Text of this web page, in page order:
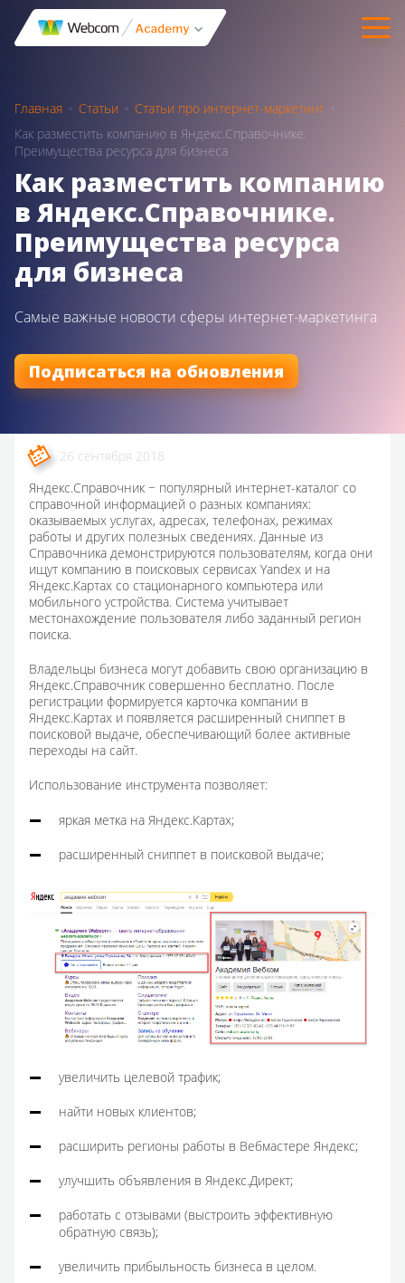
Главная Статьи
Статьи про интернет-маркетинг
Как разместить компанию в Яндекс.Справочнике.
Преимущества ресурса для бизнеса
Как разместить компанию
в Яндекс.Справочнике.
Преимущества ресурса
для бизнеса
Самые важные новости сферы интернет-маркетинга
Подписаться на обновления
26 сентября 2018
Яндекс.Справочник − популярный интернет-каталог со
справочной информацией о разных компаниях:
оказываемых услугах, адресах, телефонах, режимах
работы и других полезных сведениях. Данные из
Справочника демонстрируются пользователям, когда они
ищут компанию в поисковых сервисах Yandex и на
Яндекс.Картах со стационарного компьютера или
мобильного устройства. Система учитывает
местонахождение пользователя либо заданный регион
поиска.
Владельцы бизнеса могут добавить свою организацию в
Яндекс.Справочник совершенно бесплатно. После
регистрации формируется карточка компании в
Яндекс.Картах и появляется расширенный сниппет в
поисковой выдаче, обеспечивающий более активные
переходы на сайт.
Использование инструмента позволяет:
яркая метка на Яндекс.Картах;
расширенный сниппет в поисковой выдаче;
увеличить целевой трафик;
найти новых клиентов;
расширить регионы работы в Вебмастере Яндекс;
улучшить объявления в Яндекс.Директ;
работать с отзывами (выстроить эффективную
обратную связь);
увеличить прибыльность бизнеса в целом.